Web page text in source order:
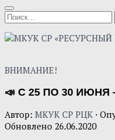
Найти:
ВНИМАНИЕ!
📣 С 25 ПО 30
Автор: МКУК СР РЦК ·
Обновлено 26.06.2020